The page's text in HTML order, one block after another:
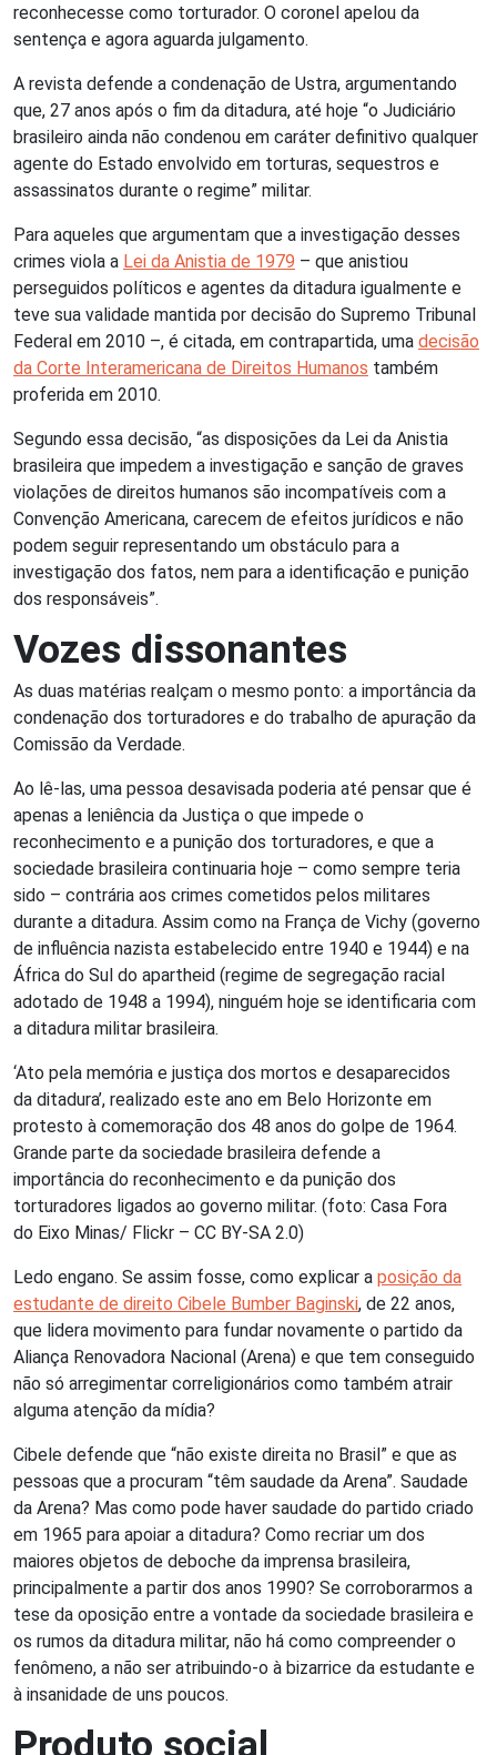
reconhecesse como torturador. O coronel apelou da
sentença e agora aguarda julgamento.
A revista defende a condenação de Ustra, argumentando
que, 27 anos após o fim da ditadura, até hoje “o Judiciário
brasileiro ainda não condenou em caráter definitivo qualquer
agente do Estado envolvido em torturas, sequestros e
assassinatos durante o regime” militar.
Para aqueles que argumentam que a investigação desses
crimes viola a Lei da Anistia de 1979 – que anistiou
perseguidos políticos e agentes da ditadura igualmente e
teve sua validade mantida por decisão do Supremo Tribunal
Federal em 2010 –, é citada, em contrapartida, uma decisão
da Corte Interamericana de Direitos Humanos também
proferida em 2010.
Segundo essa decisão, “as disposições da Lei da Anistia
brasileira que impedem a investigação e sanção de graves
violações de direitos humanos são incompatíveis com a
Convenção Americana, carecem de efeitos jurídicos e não
podem seguir representando um obstáculo para a
investigação dos fatos, nem para a identificação e punição
dos responsáveis”.
Vozes dissonantes
As duas matérias realçam o mesmo ponto: a importância da
condenação dos torturadores e do trabalho de apuração da
Comissão da Verdade.
Ao lê-las, uma pessoa desavisada poderia até pensar que é
apenas a leniência da Justiça o que impede o
reconhecimento e a punição dos torturadores, e que a
sociedade brasileira continuaria hoje – como sempre teria
sido – contrária aos crimes cometidos pelos militares
durante a ditadura. Assim como na França de Vichy (governo
de influência nazista estabelecido entre 1940 e 1944) e na
África do Sul do apartheid (regime de segregação racial
adotado de 1948 a 1994), ninguém hoje se identificaria com
a ditadura militar brasileira.
‘Ato pela memória e justiça dos mortos e desaparecidos
da ditadura’, realizado este ano em Belo Horizonte em
protesto à comemoração dos 48 anos do golpe de 1964.
Grande parte da sociedade brasileira defende a
importância do reconhecimento e da punição dos
torturadores ligados ao governo militar. (foto: Casa Fora
do Eixo Minas/ Flickr – CC BY-SA 2.0)
Ledo engano. Se assim fosse, como explicar a posição da
estudante de direito Cibele Bumber Baginski, de 22 anos,
que lidera movimento para fundar novamente o partido da
Aliança Renovadora Nacional (Arena) e que tem conseguido
não só arregimentar correligionários como também atrair
alguma atenção da mídia?
Cibele defende que “não existe direita no Brasil” e que as
pessoas que a procuram “têm saudade da Arena”. Saudade
da Arena? Mas como pode haver saudade do partido criado
em 1965 para apoiar a ditadura? Como recriar um dos
maiores objetos de deboche da imprensa brasileira,
principalmente a partir dos anos 1990? Se corroborarmos a
tese da oposição entre a vontade da sociedade brasileira e
os rumos da ditadura militar, não há como compreender o
fenômeno, a não ser atribuindo-o à bizarrice da estudante e
à insanidade de uns poucos.
Produto social